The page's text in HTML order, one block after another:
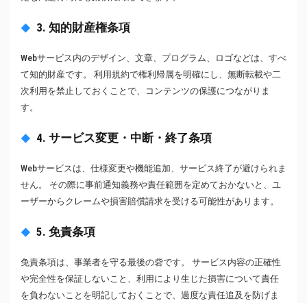
3. 知的財産権条項
Webサービス内のデザイン、文章、プログラム、ロゴなどは、すべ
て知的財産です。 利用規約で権利帰属を明確にし、無断転載や二
次利用を禁止しておくことで、コンテンツの保護につながりま
す。
4. サービス変更・中断・終了条項
Webサービスは、仕様変更や機能追加、サービス終了が避けられま
せん。 その際に事前通知義務や責任範囲を定めておかないと、ユ
ーザーからクレームや損害賠償請求を受ける可能性があります。
5. 免責条項
免責条項は、事業者を守る最後の砦です。 サービス内容の正確性
や完全性を保証しないこと、利用により生じた損害について責任
を負わないことを明記しておくことで、過度な責任追及を防げま